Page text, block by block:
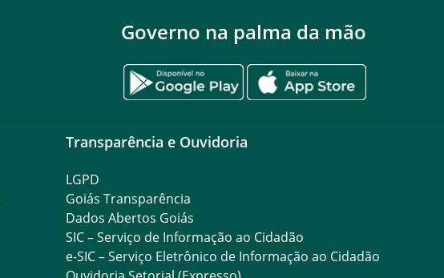
Governo na palma da mão
Transparência e Ouvidoria
LGPD
Goiás Transparência
Dados Abertos Goiás
SIC – Serviço de Informação ao Cidadão
e-SIC – Serviço Eletrônico de Informação ao Cidadão